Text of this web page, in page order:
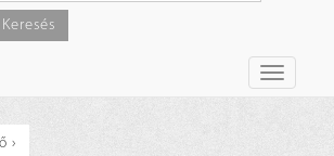
Keresés
Toggle
›